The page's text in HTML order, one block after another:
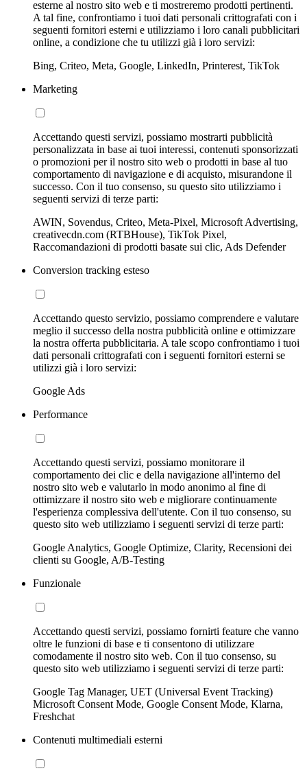
esterne al nostro sito web e ti mostreremo prodotti pertinenti.
A tal fine, confrontiamo i tuoi dati personali crittografati con i
seguenti fornitori esterni e utilizziamo i loro canali pubblicitari
online, a condizione che tu utilizzi già i loro servizi:
Bing, Criteo, Meta, Google, LinkedIn, Printerest, TikTok
Marketing
Accettando questi servizi, possiamo mostrarti pubblicità
personalizzata in base ai tuoi interessi, contenuti sponsorizzati
o promozioni per il nostro sito web o prodotti in base al tuo
comportamento di navigazione e di acquisto, misurandone il
successo. Con il tuo consenso, su questo sito utilizziamo i
seguenti servizi di terze parti:
AWIN, Sovendus, Criteo, Meta-Pixel, Microsoft Advertising,
creativecdn.com (RTBHouse), TikTok Pixel,
Raccomandazioni di prodotti basate sui clic, Ads Defender
Conversion tracking esteso
Accettando questo servizio, possiamo comprendere e valutare
meglio il successo della nostra pubblicità online e ottimizzare
la nostra offerta pubblicitaria. A tale scopo confrontiamo i tuoi
dati personali crittografati con i seguenti fornitori esterni se
utilizzi già i loro servizi:
Google Ads
Performance
Accettando questi servizi, possiamo monitorare il
comportamento dei clic e della navigazione all'interno del
nostro sito web e valutarlo in modo anonimo al fine di
ottimizzare il nostro sito web e migliorare continuamente
l'esperienza complessiva dell'utente. Con il tuo consenso, su
questo sito web utilizziamo i seguenti servizi di terze parti:
Google Analytics, Google Optimize, Clarity, Recensioni dei
clienti su Google, A/B-Testing
Funzionale
Accettando questi servizi, possiamo fornirti feature che vanno
oltre le funzioni di base e ti consentono di utilizzare
comodamente il nostro sito web. Con il tuo consenso, su
questo sito web utilizziamo i seguenti servizi di terze parti:
Google Tag Manager, UET (Universal Event Tracking)
Microsoft Consent Mode, Google Consent Mode, Klarna,
Freshchat
Contenuti multimediali esterni